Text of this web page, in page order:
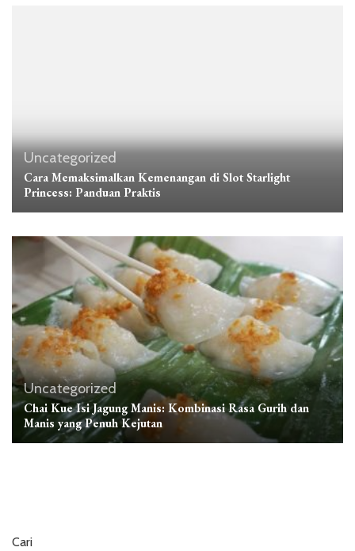
Uncategorized
Cara Memaksimalkan Kemenangan di Slot Starlight
Princess: Panduan Praktis
Uncategorized
Chai Kue Isi Jagung Manis: Kombinasi Rasa Gurih dan
Manis yang Penuh Kejutan
Cari